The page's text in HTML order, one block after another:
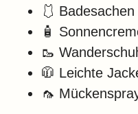
🩱
🧴
🥾
🧥 Leichte
🦟